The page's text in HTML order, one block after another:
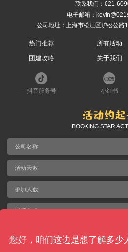
联系我们： 021-
电子邮箱：
公司地址：上海市松江区沪松公路
热门推荐 所有活动
团建攻略
关于我们
抖音服务号 小红书
BOOKING STAR
您好，咱们这边是想了解多少